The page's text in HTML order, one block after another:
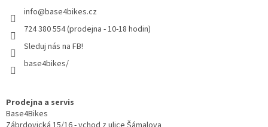
info@base4bikes.cz
724 380 554 (prodejna - 10-18 hodin)
Sleduj nás na FB!
base4bikes/
Prodejna a servis
Base4Bikes